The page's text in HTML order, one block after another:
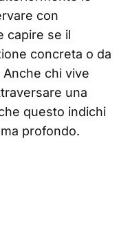
con
capire se il
concreta o da
chi vive
una
questo indichi
profondo.